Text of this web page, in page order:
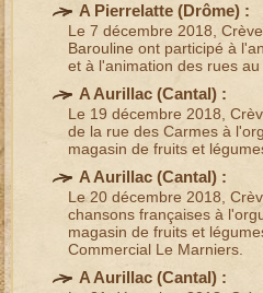
A Pierrelatte (Drôme) :
Le 7 décembre 2018,
Barouline ont participé à l'
et à l'animation des ruesau
A Aurillac (Cantal) :
Le 19 décembre 2018,
de la rue des Carmes à l'
magasin de fruits et
A Aurillac (Cantal) :
Le 20 décembre 2018,
chansons françaises à
magasin de fruits et
Commercial Le Marniers.
A Aurillac (Cantal) :